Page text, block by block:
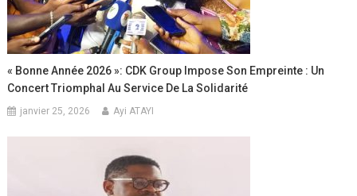
« Bonne Année 2026 »: CDK Group Impose Son Empreinte : Un
Concert Triomphal Au Service De La Solidarité
janvier 25, 2026 Ayi ATAYI